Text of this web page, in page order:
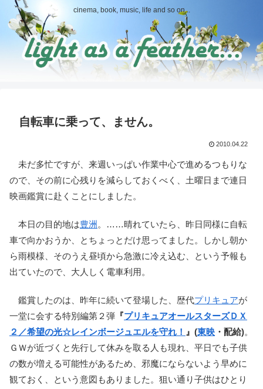
cinema, book, music, life and so on...
自転車に乗って、ません。
2010.04.22
未だ多忙ですが、来週いっぱい作業中心で進めるつもりな
ので、その前に心残りを減らしておくべく、土曜日まで連日
映画鑑賞に赴くことにしました。
本日の目的地は豊洲 。……晴れていたら、昨日同様に自転
車で向かおうか、とちょっとだけ思ってました。しかし朝か
ら雨模様、そのうえ昼頃から急激に冷え込む、という予報も
出ていたので、大人しく電車利用。
鑑賞したのは、昨年に続いて登場した、歴代プリキュアが
一堂に会する特別編第２弾 『プリキュアオールスターズＤＸ
２／希望の光☆レインボージュエルを守れ！ 』(東映 ・配給)。
ＧＷが近づくと先行して休みを取る人も現れ、平日でも子供
の数が増える可能性があるため、邪魔にならないよう早めに
観ておく、という意図もありました。狙い通り子供はひとり